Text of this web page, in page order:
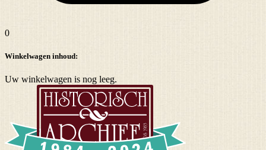
0
Winkelwagen inhoud:
Uw winkelwagen is nog leeg.